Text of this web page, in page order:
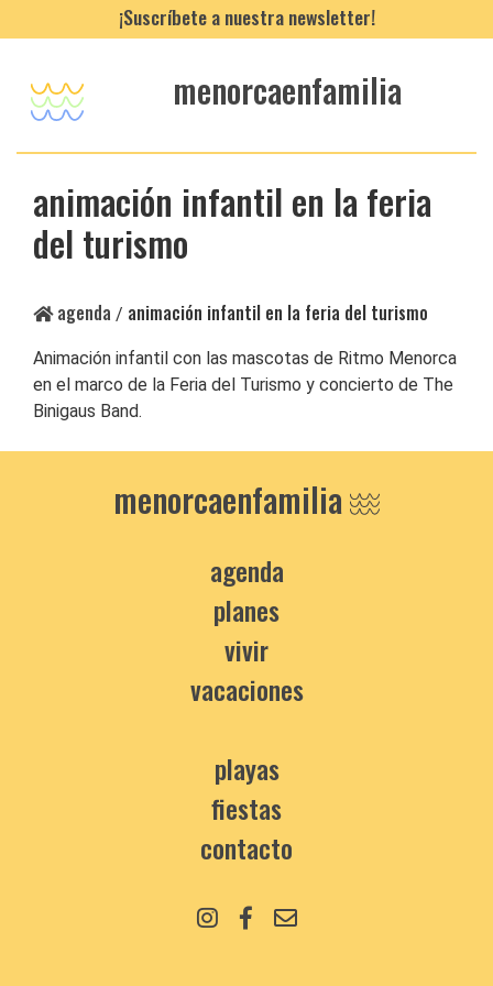
¡Suscríbete a nuestra newsletter!
menorcaenfamilia
animación infantil en la feria
del turismo
agenda / animación infantil en la feria del turismo
Animación infantil con las mascotas de Ritmo Menorca
en el marco de la Feria del Turismo y concierto de The
Binigaus Band.
menorcaenfamilia
agenda
planes
vivir
vacaciones
playas
fiestas
contacto